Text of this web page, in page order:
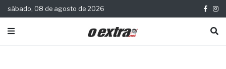
sábado, 08 de agosto de 2026